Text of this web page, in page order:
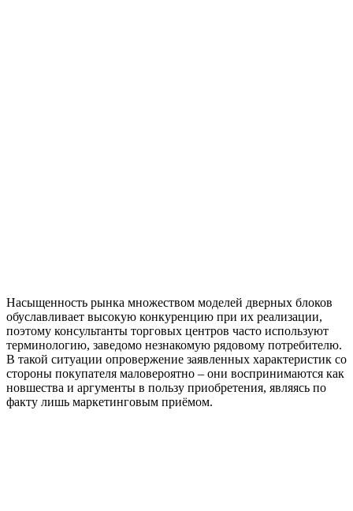
Насыщенность рынка множеством моделей дверных блоков
обуславливает высокую конкуренцию при их реализации,
поэтому консультанты торговых центров часто используют
терминологию, заведомо незнакомую рядовому потребителю.
В такой ситуации опровержение заявленных характеристик со
стороны покупателя маловероятно – они воспринимаются как
новшества и аргументы в пользу приобретения, являясь по
факту лишь маркетинговым приёмом.